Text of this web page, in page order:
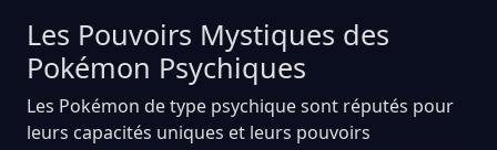
Les Pouvoirs Mystiques des
Pokémon Psychiques
Les Pokémon de type psychique sont réputés pour
leurs capacités uniques et leurs pouvoirs